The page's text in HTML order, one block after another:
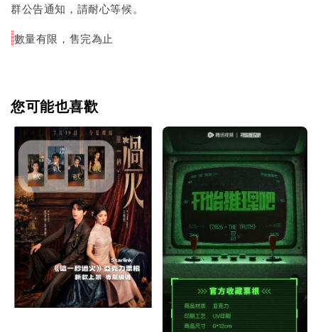
群公告通知，請耐心等候。
數量有限，售完為止
您可能也喜歡